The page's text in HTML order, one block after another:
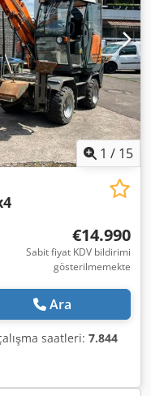
çalışma lambaları,
elemanı, Kaynaklı
standart kova,
1 / 15
€14.990
Sabit fiyat KDV bildirimi
gösterilmemekte
Ara
saatleri: 7.844